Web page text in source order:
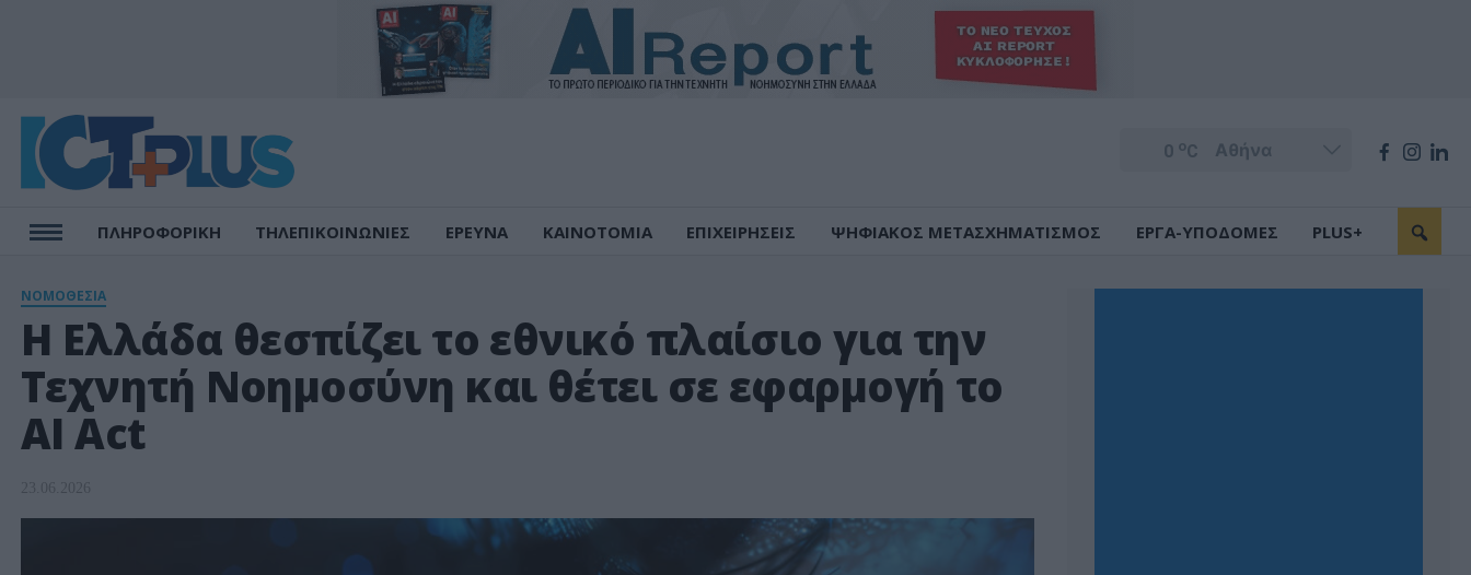
0 oC
ΠΛΗΡΟΦΟΡΙΚΗ ΤΗΛΕΠΙΚΟΙΝΩΝΙΕΣ ΕΡΕΥΝΑ ΚΑΙΝΟΤΟΜΙΑ ΕΠΙΧΕΙΡΗΣΕΙΣ ΨΗΦΙΑΚΟΣ ΜΕΤΑΣΧΗΜΑΤΙΣΜΟΣ ΕΡΓΑ-ΥΠΟΔΟΜΕΣ PLUS+
ΝΟΜΟΘΕΣΙΑ
Η Ελλάδα θεσπίζει το εθνικό πλαίσιο για την
Τεχνητή Νοημοσύνη και θέτει σε εφαρμογή το
AI Act
23.06.2026